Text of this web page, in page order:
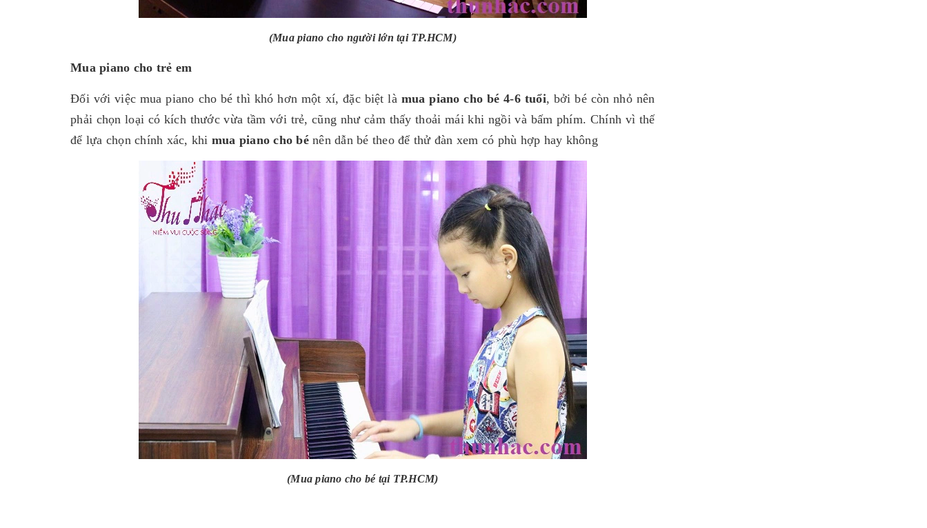
(Mua piano cho người lớn tại TP.HCM)
Mua piano cho trẻ em
Đối với việc mua piano cho bé thì khó hơn một xí, đặc biệt là mua piano cho bé 4-6 tuổi, bởi bé còn nhỏ nên
phải chọn loại có kích thước vừa tầm với trẻ, cũng như cảm thấy thoải mái khi ngồi và bấm phím. Chính vì thế
để lựa chọn chính xác, khi mua piano cho bénên dẫn bé theo để thử đàn xem có phù hợp hay không
(Mua piano cho bé tại TP.HCM)